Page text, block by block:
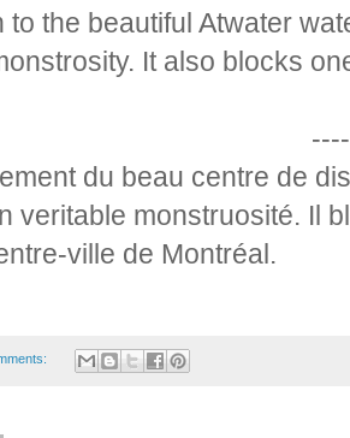
to the beautiful Atwater
It also blocks
du beau centre de
veritable monstruosité. Il
ville de Montréal.